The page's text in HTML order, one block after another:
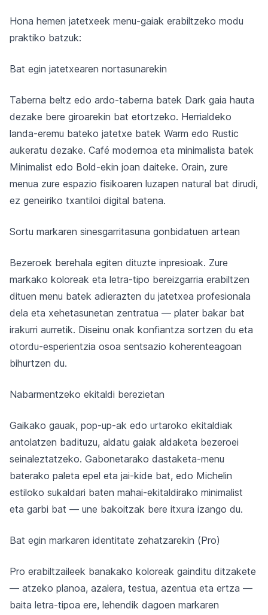
Hona hemen jatetxeek menu-gaiak erabiltzeko modu
praktiko batzuk:
Bat egin jatetxearen nortasunarekin
Taberna beltz edo ardo-taberna batek Dark gaia hauta
dezake bere giroarekin bat etortzeko. Herrialdeko
landa-eremu bateko jatetxe batek Warm edo Rustic
aukeratu dezake. Café modernoa eta minimalista batek
Minimalist edo Bold-ekin joan daiteke. Orain, zure
menua zure espazio fisikoaren luzapen natural bat dirudi,
ez geneiriko txantiloi digital batena.
Sortu markaren sinesgarritasuna gonbidatuen artean
Bezeroek berehala egiten dituzte inpresioak. Zure
markako koloreak eta letra-tipo bereizgarria erabiltzen
dituen menu batek adierazten du jatetxea profesionala
dela eta xehetasunetan zentratua — plater bakar bat
irakurri aurretik. Diseinu onak konfiantza sortzen du eta
otordu-esperientzia osoa sentsazio koherenteagoan
bihurtzen du.
Nabarmentzeko ekitaldi berezietan
Gaikako gauak, pop-up-ak edo urtaroko ekitaldiak
antolatzen badituzu, aldatu gaiak aldaketa bezeroei
seinaleztatzeko. Gabonetarako dastaketa-menu
baterako paleta epel eta jai-kide bat, edo Michelin
estiloko sukaldari baten mahai-ekitaldirako minimalist
eta garbi bat — une bakoitzak bere itxura izango du.
Bat egin markaren identitate zehatzarekin (Pro)
Pro erabiltzaileek banakako koloreak gainditu ditzakete
— atzeko planoa, azalera, testua, azentua eta ertza —
baita letra-tipoa ere, lehendik dagoen markaren